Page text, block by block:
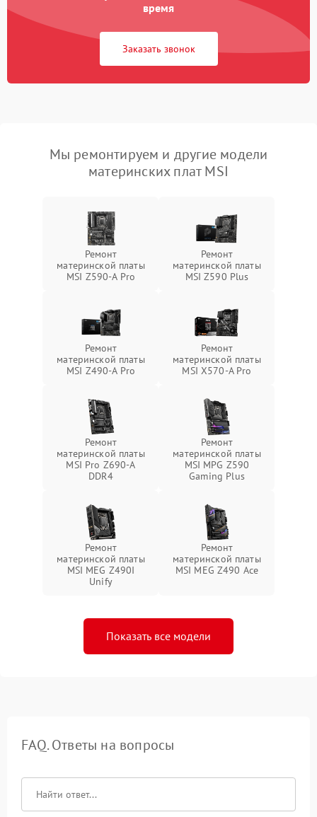
время
Заказать звонок
Мы ремонтируем и другие модели
материнских плат MSI
Ремонт
материнской платы
MSI Z590-A Pro
Ремонт
материнской платы
MSI Z590 Plus
Ремонт
материнской платы
MSI Z490-A Pro
Ремонт
материнской платы
MSI X570-A Pro
Ремонт
материнской платы
MSI Pro Z690-A
DDR4
Ремонт
материнской платы
MSI MPG Z590
Gaming Plus
Ремонт
материнской платы
MSI MEG Z490I
Unify
Ремонт
материнской платы
MSI MEG Z490 Ace
Показать все модели
FAQ. Ответы на вопросы